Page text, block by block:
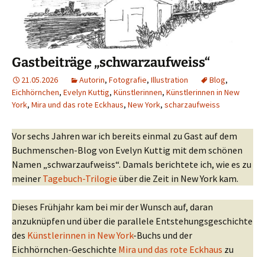
Gastbeiträge „schwarzaufweiss“
21.05.2026 Autorin, Fotografie, Illustration Blog,
Eichhörnchen, Evelyn Kuttig, Künstlerinnen, Künstlerinnen in New
York, Mira und das rote Eckhaus, New York, scharzaufweiss
Vor sechs Jahren war ich bereits einmal zu Gast auf dem
Buchmenschen-Blog von Evelyn Kuttig mit dem schönen
Namen „schwarzaufweiss“. Damals berichtete ich, wie es zu
meiner Tagebuch-Trilogie über die Zeit in New York kam.
Dieses Frühjahr kam bei mir der Wunsch auf, daran
anzuknüpfen und über die parallele Entstehungsgeschichte
des Künstlerinnen in New York-Buchs und der
Eichhörnchen-Geschichte Mira und das rote Eckhaus zu